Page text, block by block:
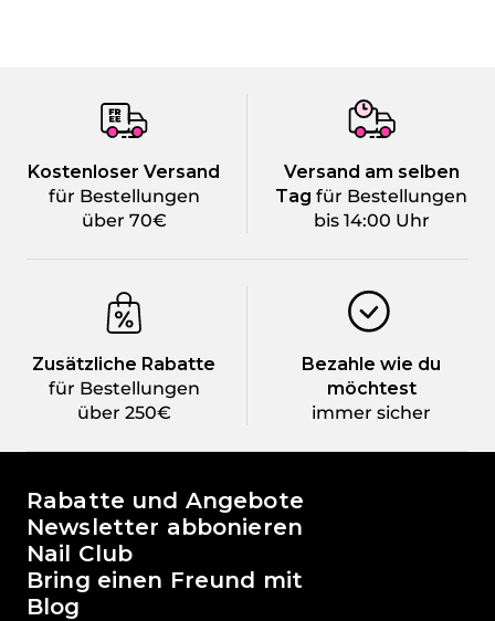
Kostenloser Versand
für Bestellungen
über 70€
Versand am selben
Tag für Bestellungen
bis 14:00 Uhr
Zusätzliche Rabatte
für Bestellungen
über 250€
Bezahle wie du
möchtest
immer sicher
Die Welt von Passione Beauty
Rabatte und Angebote
Newsletter abbonieren
Nail Club
Bring einen Freund mit
Blog